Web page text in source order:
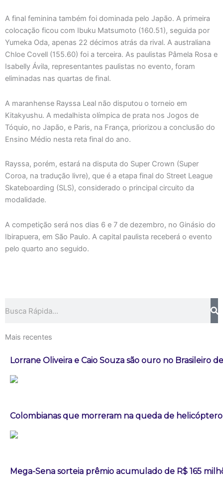
A final feminina também foi dominada pelo Japão. A primeira
colocação ficou com Ibuku Matsumoto (160.51), seguida por
Yumeka Oda, apenas 22 décimos atrás da rival. A australiana
Chloe Covell (155.60) foi a terceira. As paulistas Pâmela Rosa e
Isabelly Ávila, representantes paulistas no evento, foram
eliminadas nas quartas de final.
A maranhense Rayssa Leal não disputou o torneio em
Kitakyushu. A medalhista olímpica de prata nos Jogos de
Tóquio, no Japão, e Paris, na França, priorizou a conclusão do
Ensino Médio nesta reta final do ano.
Rayssa, porém, estará na disputa do Super Crown (Super
Coroa, na tradução livre), que é a etapa final do Street League
Skateboarding (SLS), considerado o principal circuito da
modalidade.
A competição será nos dias 6 e 7 de dezembro, no Ginásio do
Ibirapuera, em São Paulo. A capital paulista receberá o evento
pelo quarto ano seguido.
Mais recentes
Lorrane Oliveira e Caio Souza são ouro no Brasileiro
Colombianas que morreram na queda de
Mega-Sena sorteia prêmio acumulado de R$ 165